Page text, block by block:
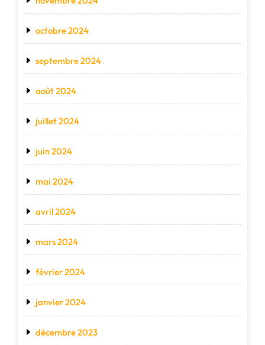
octobre 2024
septembre 2024
août 2024
juillet 2024
juin 2024
mai 2024
avril 2024
mars 2024
février 2024
janvier 2024
décembre 2023